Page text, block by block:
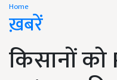
Home
ख़बरें
किसानों